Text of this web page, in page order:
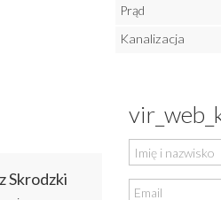
Prąd
Kanalizacja
Skrodzki